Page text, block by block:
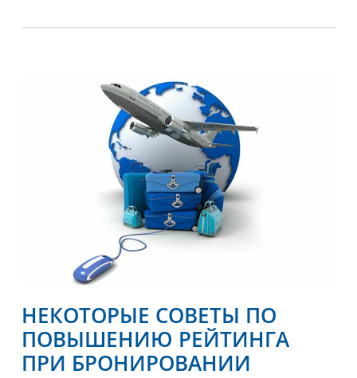
НЕКОТОРЫЕ СОВЕТЫ ПО
ПОВЫШЕНИЮ РЕЙТИНГА
ПРИ БРОНИРОВАНИИ